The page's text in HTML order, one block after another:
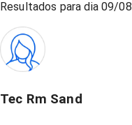
Resultados para dia09/08
Tec Rm Sand